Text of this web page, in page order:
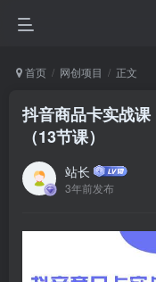
首页 网创项目 正文
抖音商品卡实战
（13节课）
站长
3年前发布